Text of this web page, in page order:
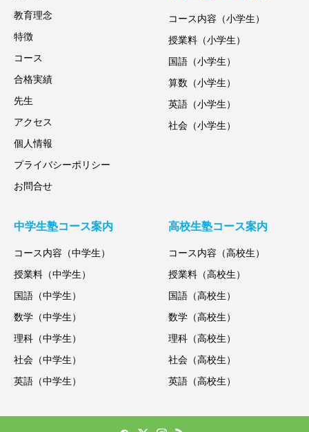
教育理念
特徴
コース
合格実績
先生
アクセス
個人情報
プライバシーポリシー
お問合せ
コース内容（小学生）
授業料（小学生）
国語（小学生）
算数（小学生）
英語（小学生）
社会（小学生）
中学生塾コース案内
コース内容（中学生）
授業料（中学生）
国語（中学生）
数学（中学生）
理科（中学生）
社会（中学生）
英語（中学生）
高校生塾コース案内
コース内容（高校生）
授業料（高校生）
国語（高校生）
数学（高校生）
理科（高校生）
社会（高校生）
英語（高校生）